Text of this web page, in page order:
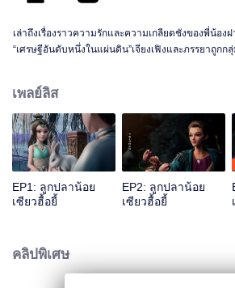
เล่าถึงเรื่องราวความรักและความเกลียดชังของพี่น้อ
“เศรษฐีอันดับหนึ่งในแผ่นดิน”เจียงเฟิงและภรรยาถูก
ลิ้มอย่างวังบุปผา หลายปีต่อมา เด็กหนุ่มหน้าบากเจียงเ
แห่งหุบเขาคนโฉดจนเติบใหญ่ ตั้งมั่นกลายเป็น“คนโ
คุณชายรูปงามฮวาอู๋เชวีย ก็ได้เดินทางลงจากเขามา
สอน ”ตัดรักตัดอาลัย ปราบคนชั่วผดุงคุณธรรม“ของเย
เมื่อกงล้อแห่งโชคชะตาขับเคลื่อน ยุทธภพแห่งความ
ตัดรอนสายสัมพันธ์ของพวกเขาพี่น้องก็ได้เริ่มเปิดฉาก...
เพลย์ลิส
EP1: ลูกปลาน้อย
เซียวฮื้อยี้
EP2: ลูกปลาน้อย
เซียวฮื้อยี้
คลิปพิเศษ